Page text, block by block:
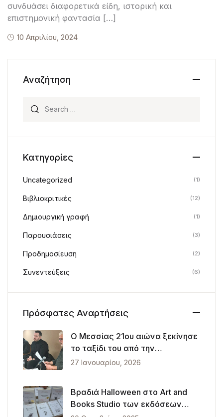
συνδυάσει διαφορετικά είδη, ιστορική και
επιστημονική φαντασία […]
10 Απριλίου, 2024
Αναζήτηση
Κατηγορίες
Uncategorized (1)
Βιβλιοκριτικές (12)
Δημιουργική γραφή (1)
Παρουσιάσεις (3)
Προδημοσίευση (2)
Συνεντεύξεις (6)
Πρόσφατες Αναρτήσεις
Ο Μεσσίας 21ου αιώνα ξεκίνησε
το ταξίδι του από την
Θεσσαλονίκη
27 Ιανουαρίου, 2026
Βραδιά Halloween στο Art and
Books Studio των εκδόσεων